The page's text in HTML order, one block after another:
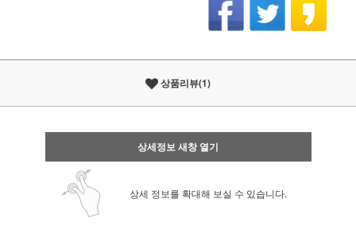
상품리뷰(1)
상세정보 새창 열기
상세 정보를 확대해 보실 수 있습니다.